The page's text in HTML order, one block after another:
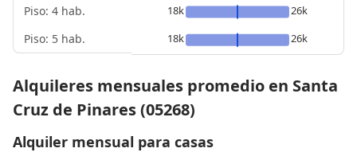
Piso: 4 hab.
Piso: 5 hab.
18k
26k
18k
26k
Alquileres mensuales promedio en Santa
Cruz de Pinares (05268)
Alquiler mensual para casas